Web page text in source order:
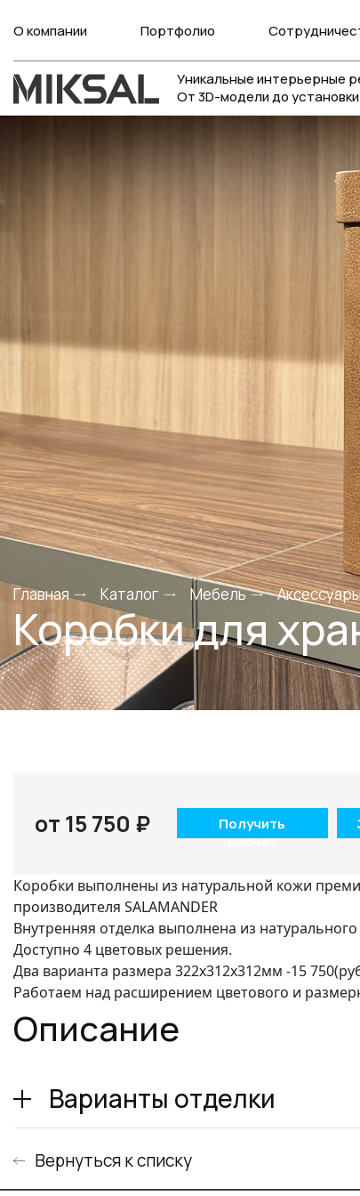
О компании Портфолио
Уникальные интерьерные
От 3D-модели до
Главная Каталог Мебель
Коробки для
от 15 750 ₽
Получить
расчет
Коробки выполнены из натуральной кожи
производителя SALAMANDER
Внутренняя отделка выполнена из
Доступно 4 цветовых решения.
Два варианта размера 322х312х312мм -15
Работаем над расширением цветового и
Описание
Варианты отделки
Вернуться к списку